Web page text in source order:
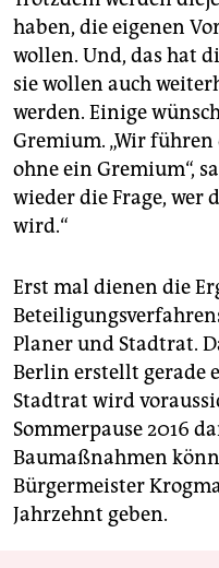
haben, die eigenen
wollen. Und, das hat
sie wollen auch
werden. Einige
Gremium. „Wir
ohne ein Gremium“,
wieder die Frage, wer
wird.“
Erst mal dienen die
Planer und Stadtrat.
Berlin erstellt gerade
Stadtrat wird
Sommerpause 2016
Baumaßnahmen
Bürgermeister
Jahrzehnt geben.